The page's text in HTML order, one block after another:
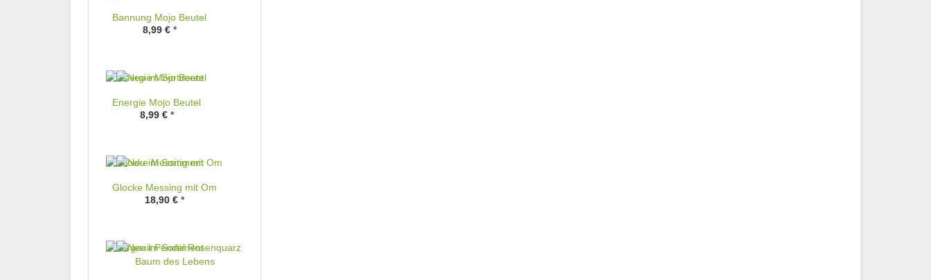
Bannung Mojo Beutel
8,99 € *
Energie Mojo Beutel
8,99 € *
Glocke Messing mit Om
18,90 € *